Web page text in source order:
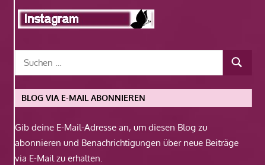
BLOG VIA E-MAIL ABONNIEREN
Gib deine E-Mail-Adresse an, um diesen Blog zu
abonnieren und Benachrichtigungen über neue Beiträge
via E-Mail zu erhalten.